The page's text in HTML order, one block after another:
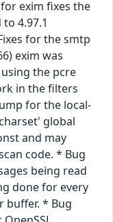
exim fixes the
4.97.1
for the smtp
exim was
the pcre
in the filters
for the local-
global
and may
code. * Bug
being read
done for every
buffer. * Bug